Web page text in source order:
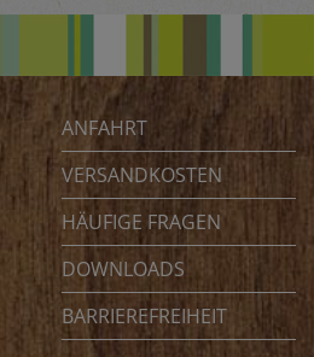
ANFAHRT
VERSANDKOSTEN
HÄUFIGE FRAGEN
DOWNLOADS
BARRIEREFREIHEIT